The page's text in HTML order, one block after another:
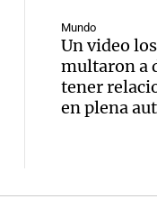
de
Amamos
Episodios
clave
teatro
la
la
todos
Audio.
Mundo
Un video
multaron a
tener
en plena